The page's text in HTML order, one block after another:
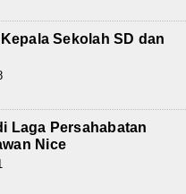
Sekolah SD dan
Laga Persahabatan
Nice